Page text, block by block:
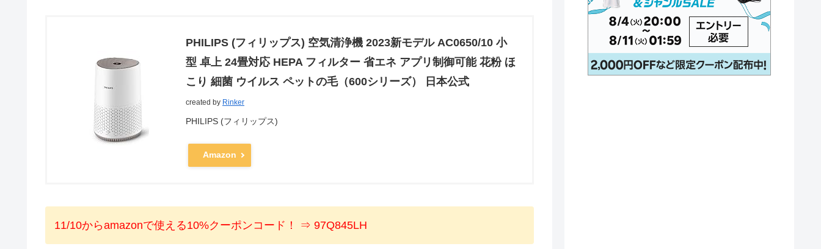
PHILIPS (フィリップス) 空気清浄機 2023新モデル AC0650/10 小
型 卓上 24畳対応 HEPA フィルター 省エネ アプリ制御可能 花粉 ほ
こり 細菌 ウイルス ペットの毛（600シリーズ） 日本公式
created by Rinker
PHILIPS (フィリップス)
Amazon
11/10からamazonで使える10%クーポンコード！ ⇒ 97Q845LH